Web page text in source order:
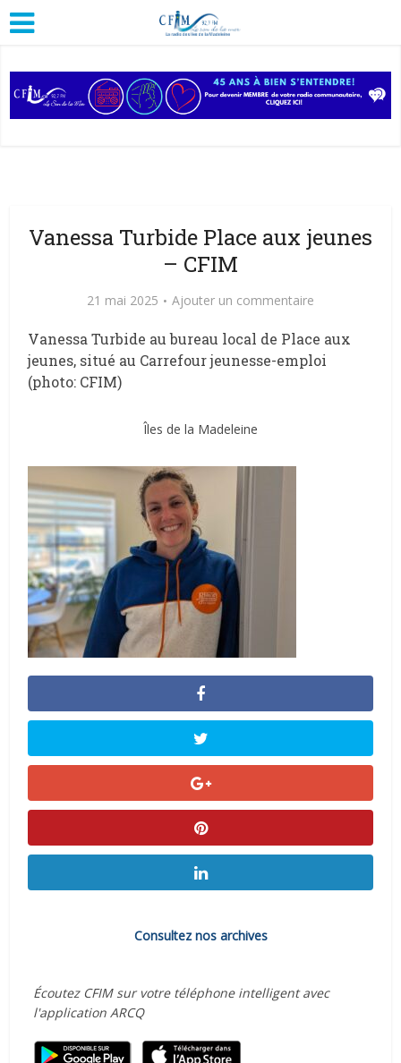
Vanessa Turbide Place aux jeunes
– CFIM
21 mai 2025 Ajouter un commentaire
Vanessa Turbide au bureau local de Place aux
jeunes, situé au Carrefour jeunesse-emploi
(photo: CFIM)
Îles de la Madeleine
Consultez nos archives
Écoutez CFIM sur votre téléphone intelligent avec
l'application ARCQ